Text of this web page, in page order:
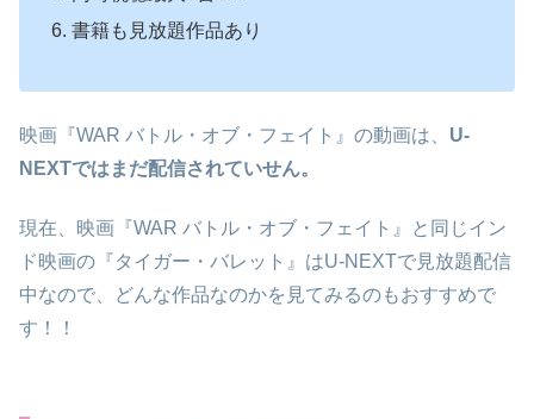
書籍も見放題作品あり
映画『WAR バトル・オブ・フェイト』の動画は、 U-
NEXTではまだ配信されていせん。
現在、映画『WAR バトル・オブ・フェイト』と同じイン
ド映画の『タイガー・バレット』はU-NEXTで見放題配信
中なので、どんな作品なのかを見てみるのもおすすめで
す！！